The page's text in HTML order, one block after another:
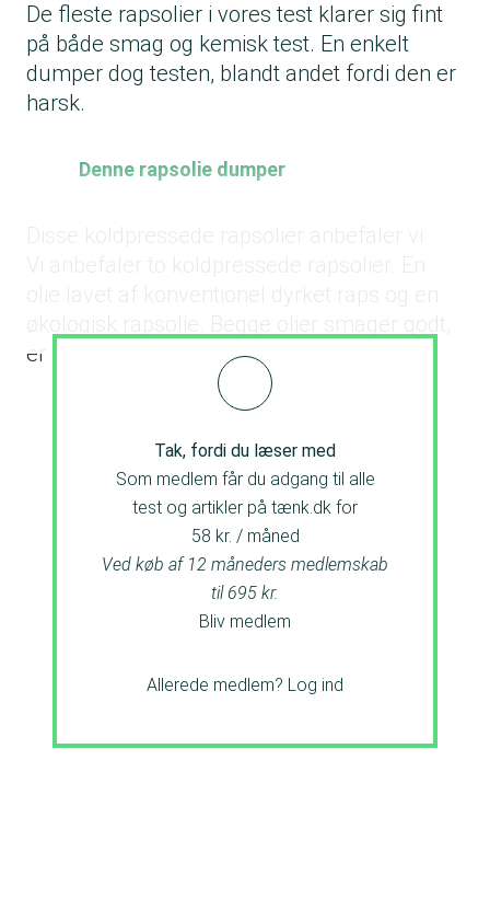
De fleste rapsolier i vores test klarer sig fint
på både smag og kemisk test. En enkelt
dumper dog testen, blandt andet fordi den er
harsk.
Denne rapsolie dumper
Vi anbefaler to koldpressede rapsolier. En
olie lavet af konventionel dyrket raps og en
økologisk rapsolie. Begge olier smager godt,
er fri for uønskede kemikalier.
Tak, fordi du læser med
Som medlem får du adgang til alle
test og artikler på tænk.dk for
58 kr. / måned
Ved køb af 12 måneders medlemskab
til 695 kr.
Bliv medlem
Allerede medlem? Log ind